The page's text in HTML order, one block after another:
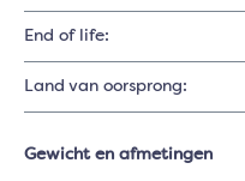
End of life:
Land van oorsprong:
Gewicht en afmetingen